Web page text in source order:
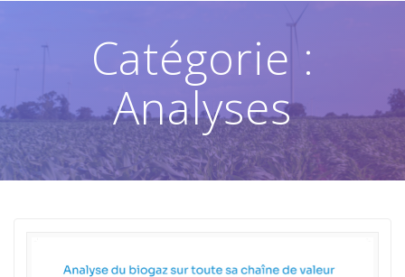
Catégorie :
Analyses